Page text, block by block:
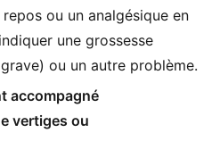
ou un analgésique en
une grossesse
ou un autre problème.
accompagné
vertiges ou